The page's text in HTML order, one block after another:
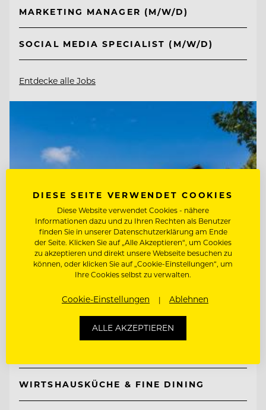
MARKETING MANAGER (M/W/D)
SOCIAL MEDIA SPECIALIST (M/W/D)
Entdecke alle Jobs
Knappenhof
WIRTSHAUSKÜCHE & FINE DINING
DIESE SEITE VERWENDET COOKIES
Diese Website verwendet Cookies - nähere
Informationen dazu und zu Ihren Rechten als Benutzer
finden Sie in unserer Datenschutzerklärung am Ende
der Seite. Klicken Sie auf „Alle Akzeptieren“, um Cookies
zu akzeptieren und direkt unsere Webseite besuchen zu
können, oder klicken Sie auf „Cookie-Einstellungen“, um
Ihre Cookies selbst zu verwalten.
Cookie-Einstellungen Ablehnen
ALLE AKZEPTIEREN